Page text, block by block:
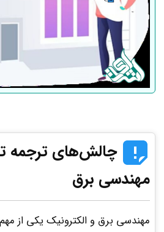
چالش‌های
مهندسی برق
مهندسی برق و الکترونیک یکی از